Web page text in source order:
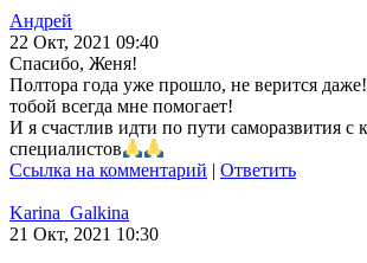
Андрей
22 Окт, 2021 09:40
Спасибо, Женя!
Полтора года уже прошло, не верится
тобой всегда мне помогает!
И я счастлив идти по пути саморазвития с
специалистов
Ссылка на комментарий
Ответить
Karina_Galkina
21 Окт, 2021 10:30